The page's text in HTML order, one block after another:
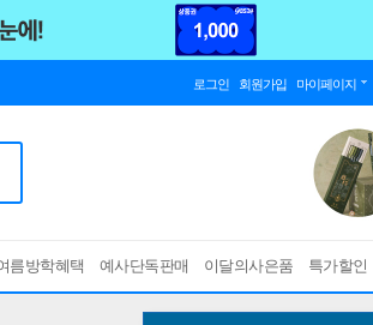
로그인 회원가입 마이페이지
름방학혜택 예사단독판매 이달의사은품 특가할인